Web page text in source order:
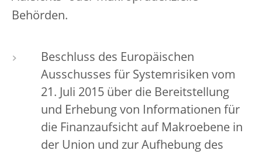
Behörden.
Beschluss des Europäischen
Ausschusses für Systemrisiken vom
21. Juli 2015 über die Bereitstellung
und Erhebung von Informationen für
die Finanzaufsicht auf Makroebene in
der Union und zur Aufhebung des